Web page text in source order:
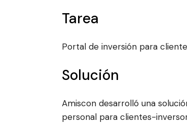
Tarea
Portal de inversión para
Solución
Amiscon desarrolló una
personal para clientes-